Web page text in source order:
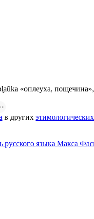
«оплеуха,
в других
русского языка Макса